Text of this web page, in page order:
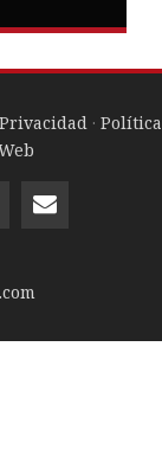
· Política